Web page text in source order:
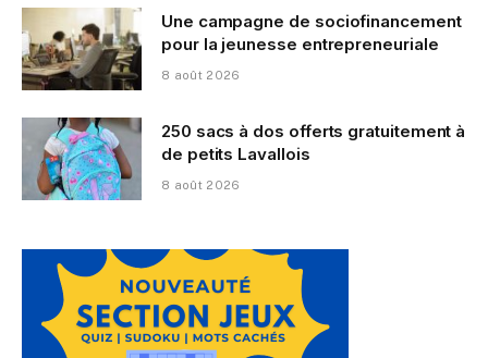
Une campagne de sociofinancement
pour la jeunesse entrepreneuriale
8 août 2026
250 sacs à dos offerts gratuitement à
de petits Lavallois
8 août 2026